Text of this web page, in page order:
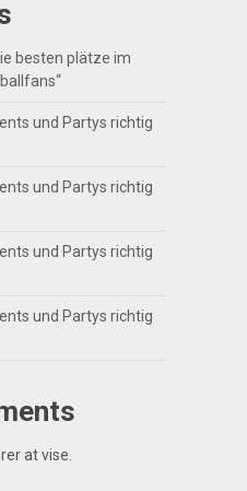
besten plätze im
und Partys richtig
und Partys richtig
und Partys richtig
und Partys richtig
at vise.